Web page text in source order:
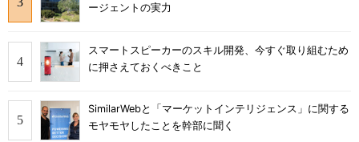
ージェントの実力
スマートスピーカーのスキル開発、今すぐ取り組むため
に押さえておくべきこと
SimilarWebと「マーケットインテリジェンス」に関する
モヤモヤしたことを幹部に聞く